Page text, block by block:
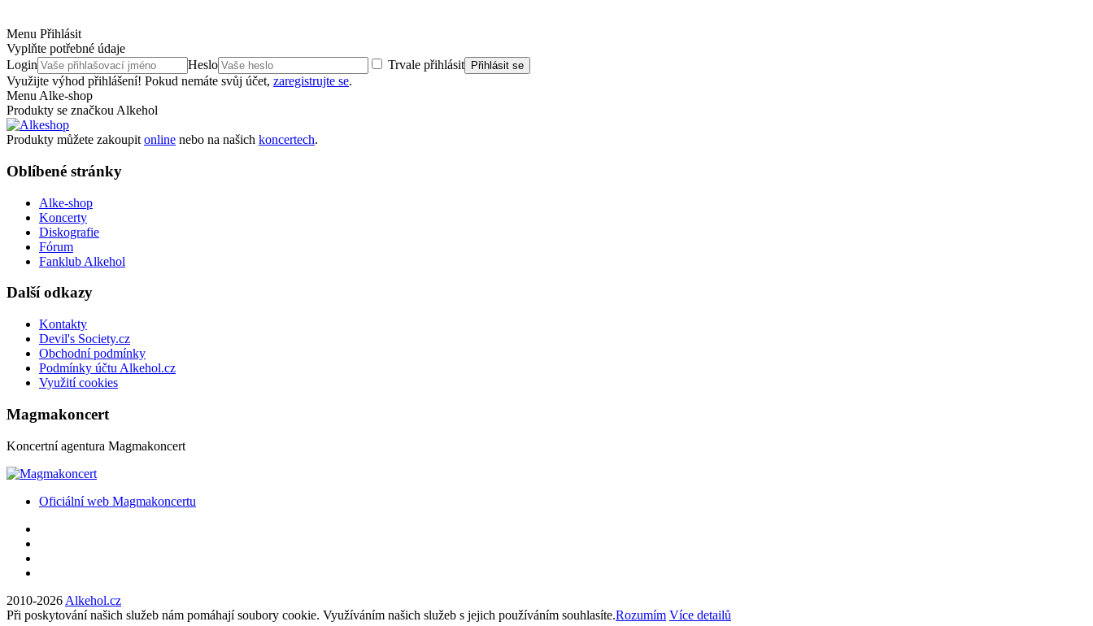
Menu Přihlásit
Vyplňte potřebné údaje
Login
Heslo
Trvale přihlásit
Využijte výhod přihlášení! Pokud nemáte svůj účet, zaregistrujte se.
Menu Alke-shop
Produkty se značkou Alkehol
Produkty můžete zakoupit online nebo na našich koncertech.
Oblíbené stránky
Alke-shop
Koncerty
Diskografie
Fórum
Fanklub Alkehol
Další odkazy
Kontakty
Devil's Society.cz
Obchodní podmínky
Podmínky účtu Alkehol.cz
Využití cookies
Magmakoncert
Koncertní agentura Magmakoncert
Oficiální web Magmakoncertu
2010-2026 Alkehol.cz
Při poskytování našich služeb nám pomáhají soubory cookie. Využíváním našich služeb s jejich používáním souhlasíte.Rozumím Více detailů